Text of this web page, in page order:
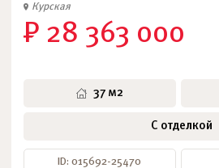
Курская
₽ 28 363 000
37 м2
С отделкой
ID: 015692-25470